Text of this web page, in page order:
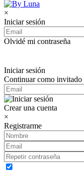
×
Iniciar sesión
Olvidé mi contraseña
Iniciar sesión
Continuar como invitado
Crear una cuenta
×
Registrarme